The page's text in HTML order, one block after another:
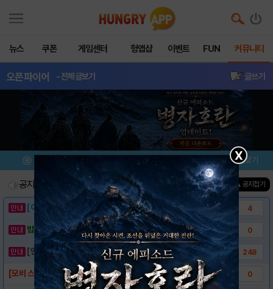
뉴스 쿠폰 게임센터 헝앱샵 이벤트 FUN 커뮤니티
오픈파이어 - 전체글보기 글쓰기
즐겨찾기
공지사항 진행중인 이벤트0건 ▲ 공지접기
[이벤트] 웃음으로 매일매일 해피! 유머 게시.. 4
밥알이의 헝앱통신 ⑲ “밥알이, 드디어 멀티를.. 0
[안내] 헝그리앱 필수 상식! 밥알 획득 안내.. 248
[모비 스페셜쿠폰] 오픈파이어 0
X